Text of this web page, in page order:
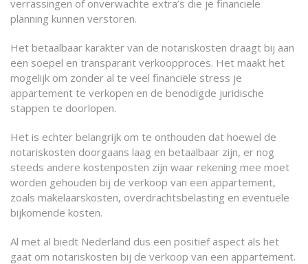
verrassingen of onverwachte extra’s die je financiële
planning kunnen verstoren.
Het betaalbaar karakter van de notariskosten draagt bij aan
een soepel en transparant verkoopproces. Het maakt het
mogelijk om zonder al te veel financiële stress je
appartement te verkopen en de benodigde juridische
stappen te doorlopen.
Het is echter belangrijk om te onthouden dat hoewel de
notariskosten doorgaans laag en betaalbaar zijn, er nog
steeds andere kostenposten zijn waar rekening mee moet
worden gehouden bij de verkoop van een appartement,
zoals makelaarskosten, overdrachtsbelasting en eventuele
bijkomende kosten.
Al met al biedt Nederland dus een positief aspect als het
gaat om notariskosten bij de verkoop van een appartement.